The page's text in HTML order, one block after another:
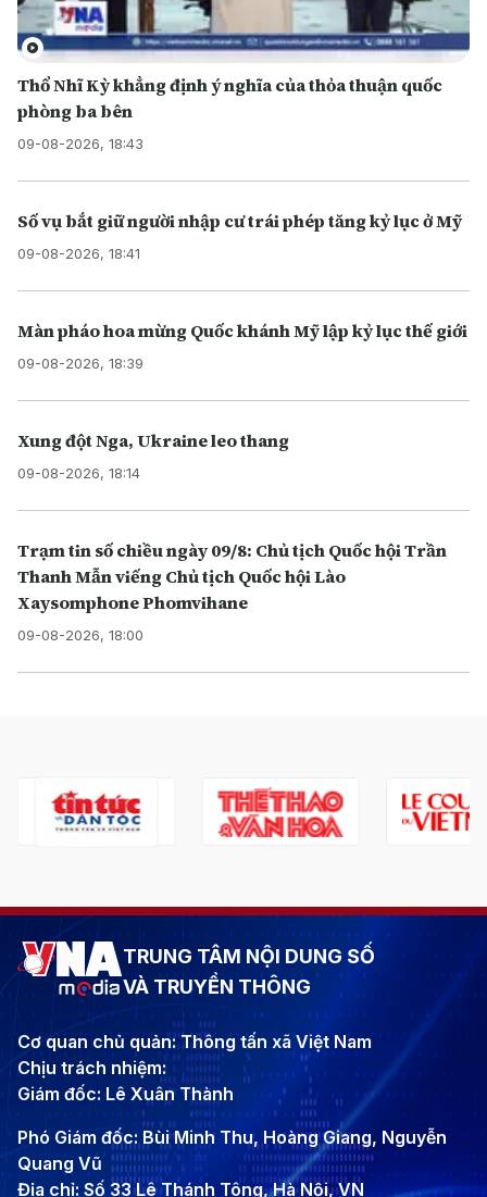
Thổ Nhĩ Kỳ khẳng định ý nghĩa của thỏa thuận quốc
phòng ba bên
09-08-2026, 18:43
Số vụ bắt giữ người nhập cư trái phép tăng kỷ lục ở Mỹ
09-08-2026, 18:41
Màn pháo hoa mừng Quốc khánh Mỹ lập kỷ lục thế giới
09-08-2026, 18:39
Xung đột Nga, Ukraine leo thang
09-08-2026, 18:14
Trạm tin số chiều ngày 09/8: Chủ tịch Quốc hội Trần
Thanh Mẫn viếng Chủ tịch Quốc hội Lào
Xaysomphone Phomvihane
09-08-2026, 18:00
TRUNG TÂM NỘI DUNG SỐ
VÀ TRUYỀN THÔNG
Cơ quan chủ quản: Thông tấn xã Việt Nam
Chịu trách nhiệm:
Giám đốc: Lê Xuân Thành
Phó Giám đốc: Bùi Minh Thu, Hoàng Giang, Nguyễn
Quang Vũ
Địa chỉ: Số 33 Lê Thánh Tông, Hà Nội, VN